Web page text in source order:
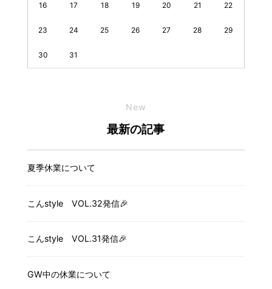
16 17 18 19 20 21 22
23 24 25 26 27 28 29
30 31
New
最新の記事
夏季休業について
こんstyle VOL.32発信🎉
こんstyle VOL.31発信🎉
GW中の休業について